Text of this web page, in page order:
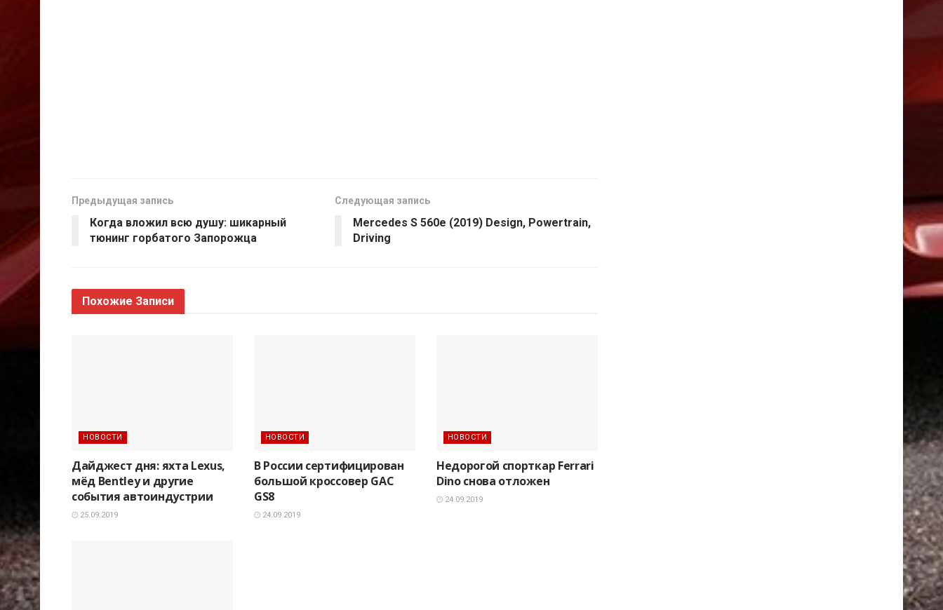
Предыдущая запись
Когда вложил всю душу: шикарный
тюнинг горбатого Запорожца
Следующая запись
Mercedes S 560e (2019) Design, Powertrain,
Driving
Похожие Записи
НОВОСТИ
Дайджест дня: яхта Lexus,
мёд Bentley и другие
события автоиндустрии
25.09.2019
НОВОСТИ
В России сертифицирован
большой кроссовер GAC
GS8
24.09.2019
НОВОСТИ
Недорогой спорткар Ferrari
Dino снова отложен
24.09.2019